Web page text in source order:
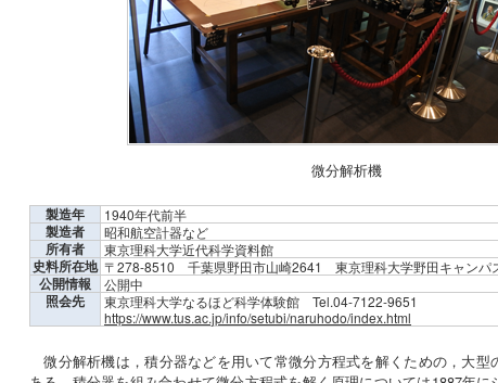
微分解析機
製造年 1940年代前半
製造者 昭和航空計器など
所有者 東京理科大学近代科学資料館
史料所在地 〒278-8510 千葉県野田市山崎2641 東京理科大学野田キャンパ
公開情報 公開中
照会先
東京理科大学なるほど科学体験館 Tel.04-7122-9651
https://www.tus.ac.jp/info/setubi/naruhodo/index.html
微分解析機は，積分器などを用いて常微分方程式を解くための，大型